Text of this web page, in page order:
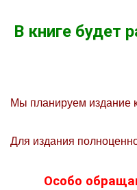
В книге будет
Мы планируем издание
Для издания
Особо